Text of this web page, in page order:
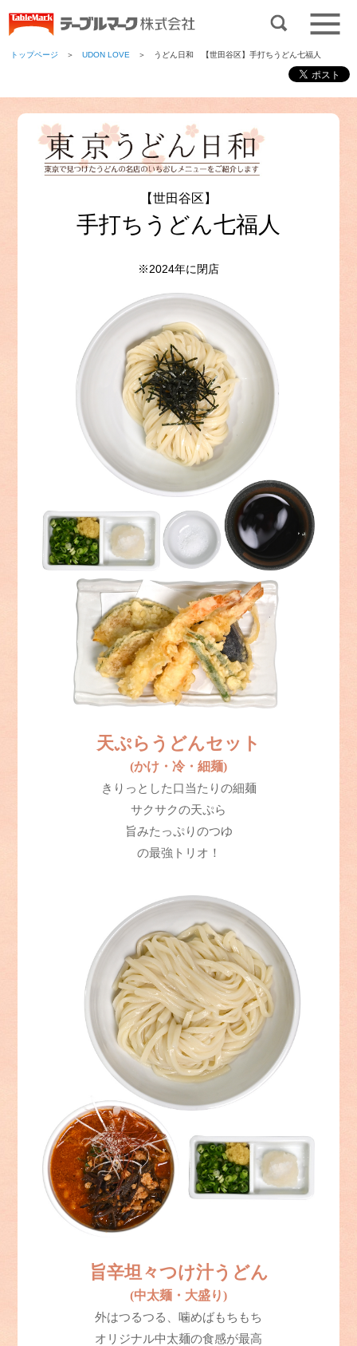
トップページ ＞UDON LOVE ＞ うどん日和 【世田谷区】手打ちうどん七福人
【世田谷区】
手打ちうどん七福人
※2024年に閉店
天ぷらうどんセット
(かけ・冷・細麺)
きりっとした口当たりの細麺
サクサクの天ぷら
旨みたっぷりのつゆ
の最強トリオ！
旨辛坦々つけ汁うどん
(中太麺・大盛り)
外はつるつる、噛めばもちもち
オリジナル中太麺の食感が最高